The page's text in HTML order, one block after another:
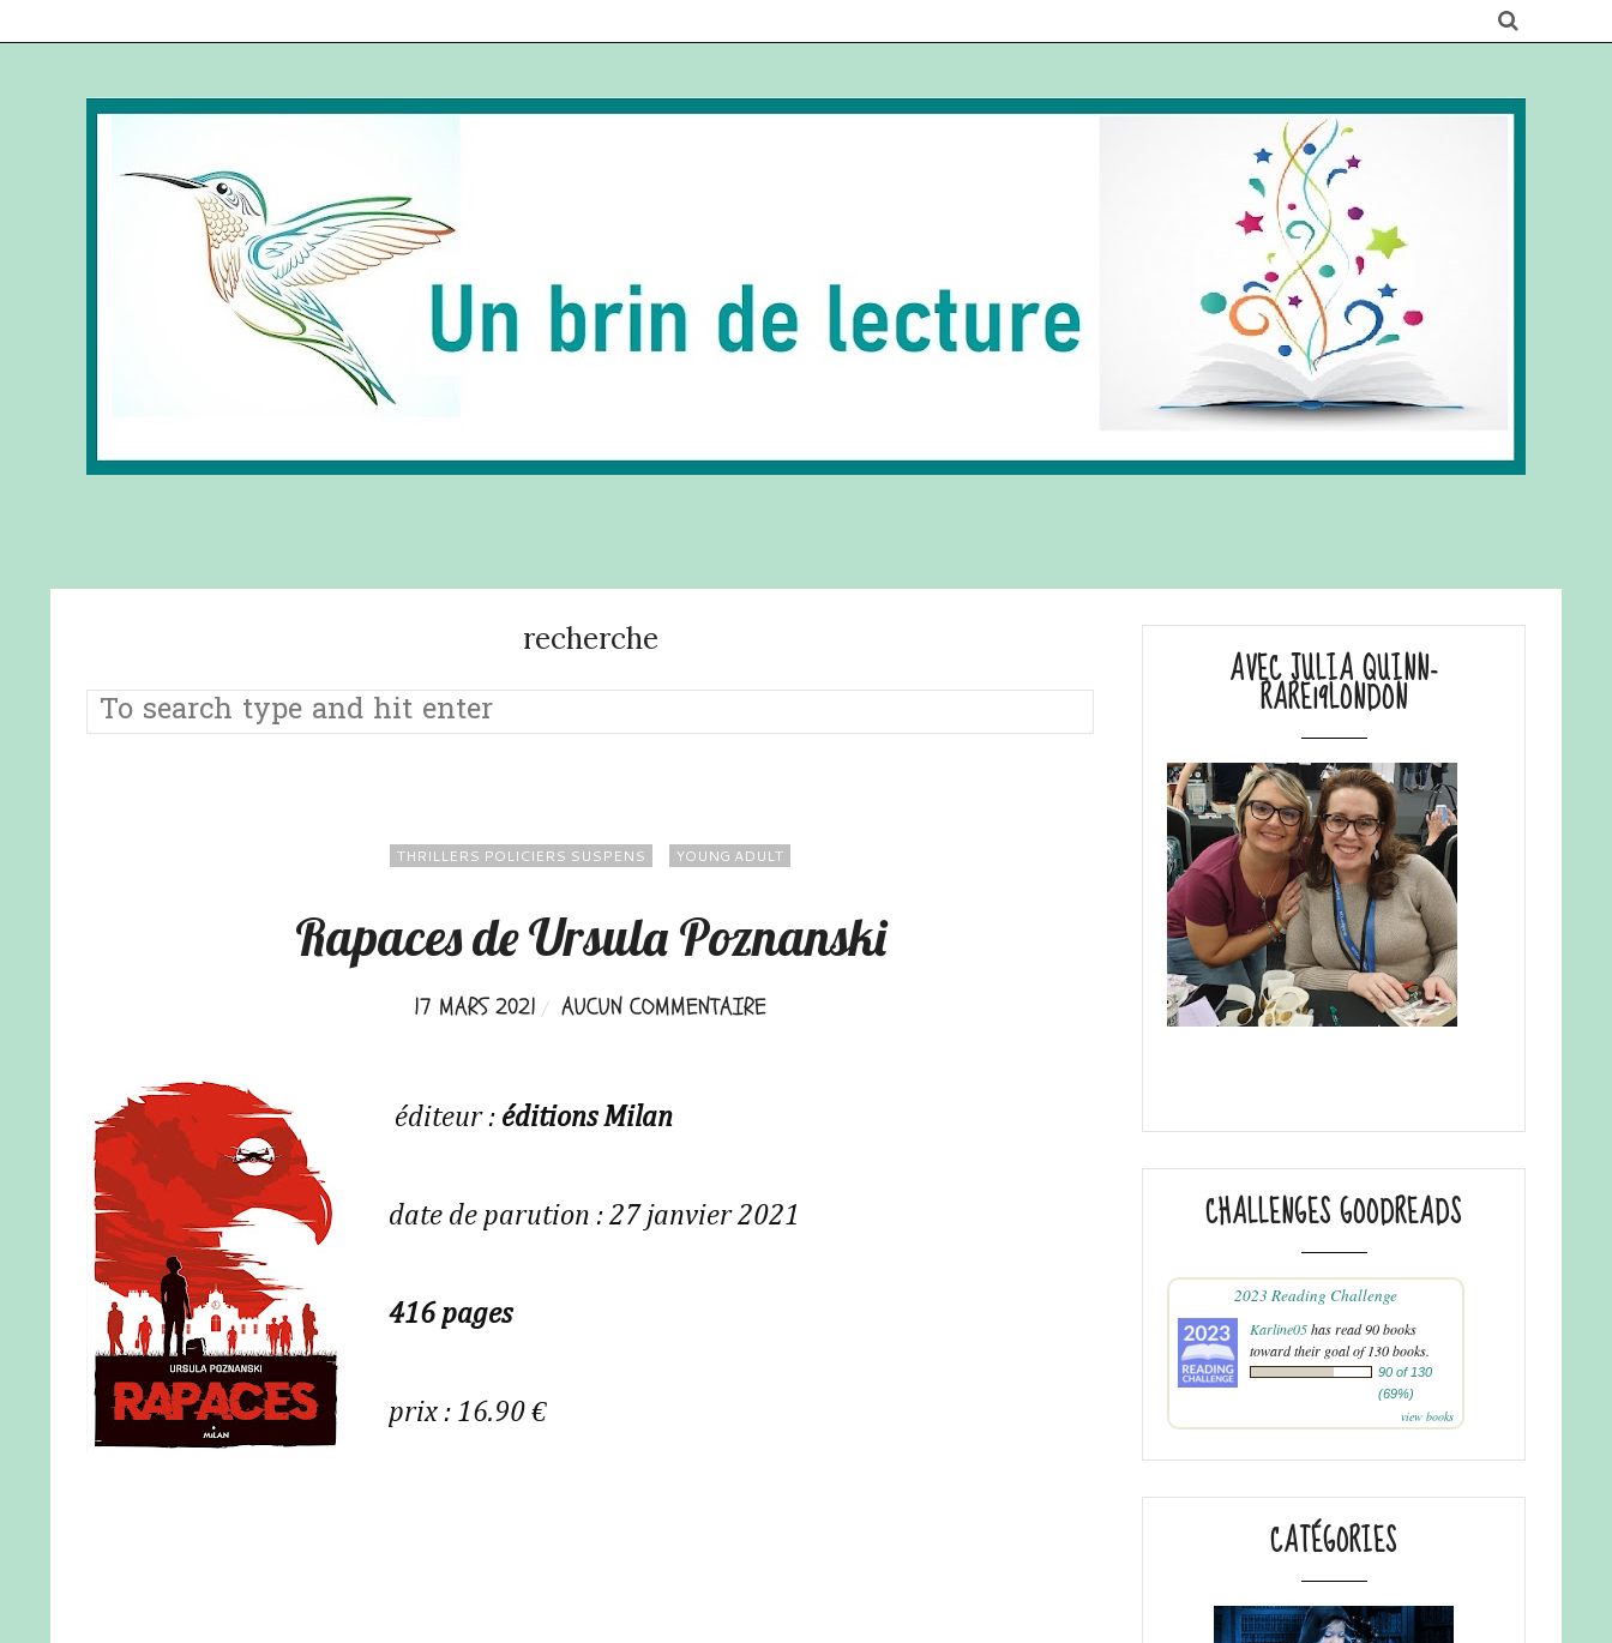
recherche
THRILLERS POLICIERS SUSPENS YOUNG ADULT
Rapaces de Ursula Poznanski
17 MARS 2021 AUCUN COMMENTAIRE
éditeur : éditions Milan
date de parution : 27 janvier 2021
416 pages
prix : 16.90 €
AVEC JULIA QUINN-
RARE19LONDON
CHALLENGES GOODREADS
2023 Reading Challenge
Karline05has read 90 books
toward their goal of 130 books.
90 of 130
(69%)
view books
CATÉGORIES